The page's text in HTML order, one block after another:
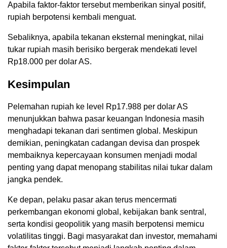
Apabila faktor-faktor tersebut memberikan sinyal positif,
rupiah berpotensi kembali menguat.
Sebaliknya, apabila tekanan eksternal meningkat, nilai
tukar rupiah masih berisiko bergerak mendekati level
Rp18.000 per dolar AS.
Kesimpulan
Pelemahan rupiah ke level Rp17.988 per dolar AS
menunjukkan bahwa pasar keuangan Indonesia masih
menghadapi tekanan dari sentimen global. Meskipun
demikian, peningkatan cadangan devisa dan prospek
membaiknya kepercayaan konsumen menjadi modal
penting yang dapat menopang stabilitas nilai tukar dalam
jangka pendek.
Ke depan, pelaku pasar akan terus mencermati
perkembangan ekonomi global, kebijakan bank sentral,
serta kondisi geopolitik yang masih berpotensi memicu
volatilitas tinggi. Bagi masyarakat dan investor, memahami